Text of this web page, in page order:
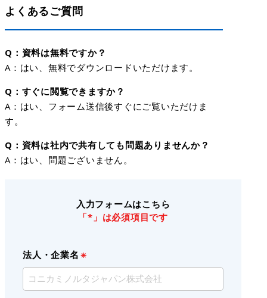
よくあるご質問
Q：資料は無料ですか？
A：はい、無料でダウンロードいただけます。
Q：すぐに閲覧できますか？
A：はい、フォーム送信後すぐにご覧いただけま
す。
Q：資料は社内で共有しても問題ありませんか？
A：はい、問題ございません。
入力フォームはこちら
「*」は必須項目です
法人・企業名